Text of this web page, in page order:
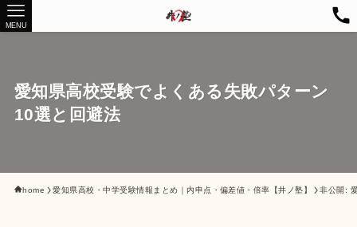
MENU
愛知県高校受験でよくある失敗パターン
10選と回避法
home 愛知県高校・中学受験情報まとめ｜内申点・偏差値・倍率【井ノ塾】 非公開: